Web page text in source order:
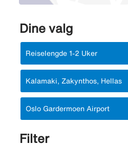
Dine valg
Fjern:
Reiselengde 1-2 Uker
Fjern:
Kalamaki, Zakynthos, Hellas
Fjern:
Oslo Gardermoen Airport
Filter